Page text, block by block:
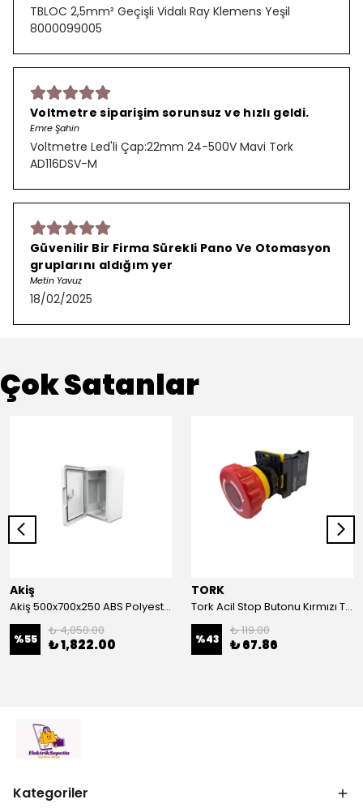
TBLOC 2,5mm² Geçişli Vidalı Ray Klemens Yeşil
8000099005
Voltmetre siparişim sorunsuz ve hızlı geldi.
Emre Şahin
Voltmetre Led'li Çap:22mm 24-500V Mavi Tork
AD116DSV-M
Güvenilir Bir Firma Sürekli Pano Ve Otomasyon
gruplarını aldığım yer
Metin Yavuz
18/02/2025
Çok Satanlar
Akiş
Akiş 500x700x250 ABS Polyester Pano | Duvar Pano | Plastik Elektrik Panosu
%55
₺ 4,050.00
₺ 1,822.00
TORK
Tork Acil Stop Butonu Kırmızı TRK-A3-01ZS Acil Durum Butonu | Kırmızı Mantar Tipi NC1
%43
₺ 119.00
₺ 67.86
Kategoriler